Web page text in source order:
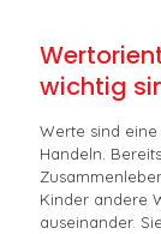
wichtig
Werte sind
Handeln.
Kinder andere
auseinander.